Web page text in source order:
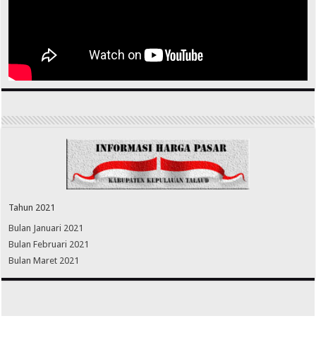
Tahun 2021
Bulan Januari 2021
Bulan Februari 2021
Bulan Maret 2021